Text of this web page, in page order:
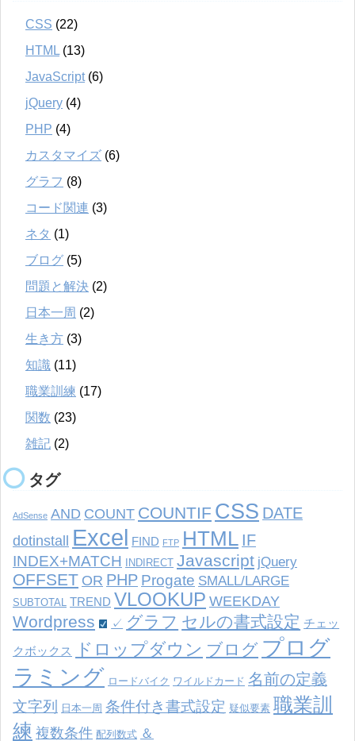
CSS (22)
HTML (13)
JavaScript(6)
jQuery (4)
PHP (4)
カスタマイズ (6)
グラフ (8)
コード関連 (3)
ネタ (1)
ブログ (5)
問題と解決 (2)
日本一周 (2)
生き方 (3)
知識 (11)
職業訓練 (17)
関数 (23)
雑記 (2)
タグ
AdSense AND COUNT COUNTIF CSS DATE
dotinstall Excel FIND FTP HTML IF
INDEX+MATCH INDIRECT Javascript jQuery
OFFSET OR PHP Progate SMALL/LARGE
SUBTOTAL TREND VLOOKUP WEEKDAY
Wordpress ✓ グラフ セルの書式設定 チェッ
クボックス ドロップダウン ブログ プログ
ラミング ロードバイク ワイルドカード 名前の定義
文字列 日本一周 条件付き書式設定 疑似要素 職業訓
練 複数条件 配列数式 ＆